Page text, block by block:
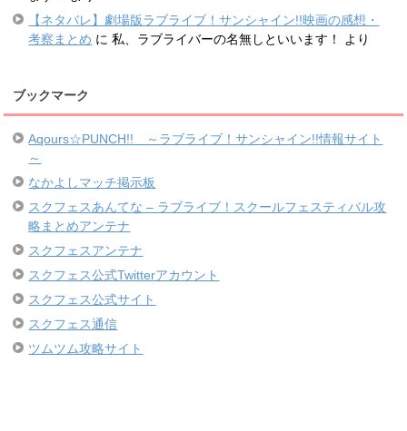
【ネタバレ】劇場版ラブライブ！サンシャイン!!映画の感想・
考察まとめ に私、ラブライバーの名無しといいます！ より
ブックマーク
Aqours☆PUNCH!! ～ラブライブ！サンシャイン!!情報サイト
～
なかよしマッチ掲示板
スクフェスあんてな – ラブライブ！スクールフェスティバル攻
略まとめアンテナ
スクフェスアンテナ
スクフェス公式Twitterアカウント
スクフェス公式サイト
スクフェス通信
ツムツム攻略サイト